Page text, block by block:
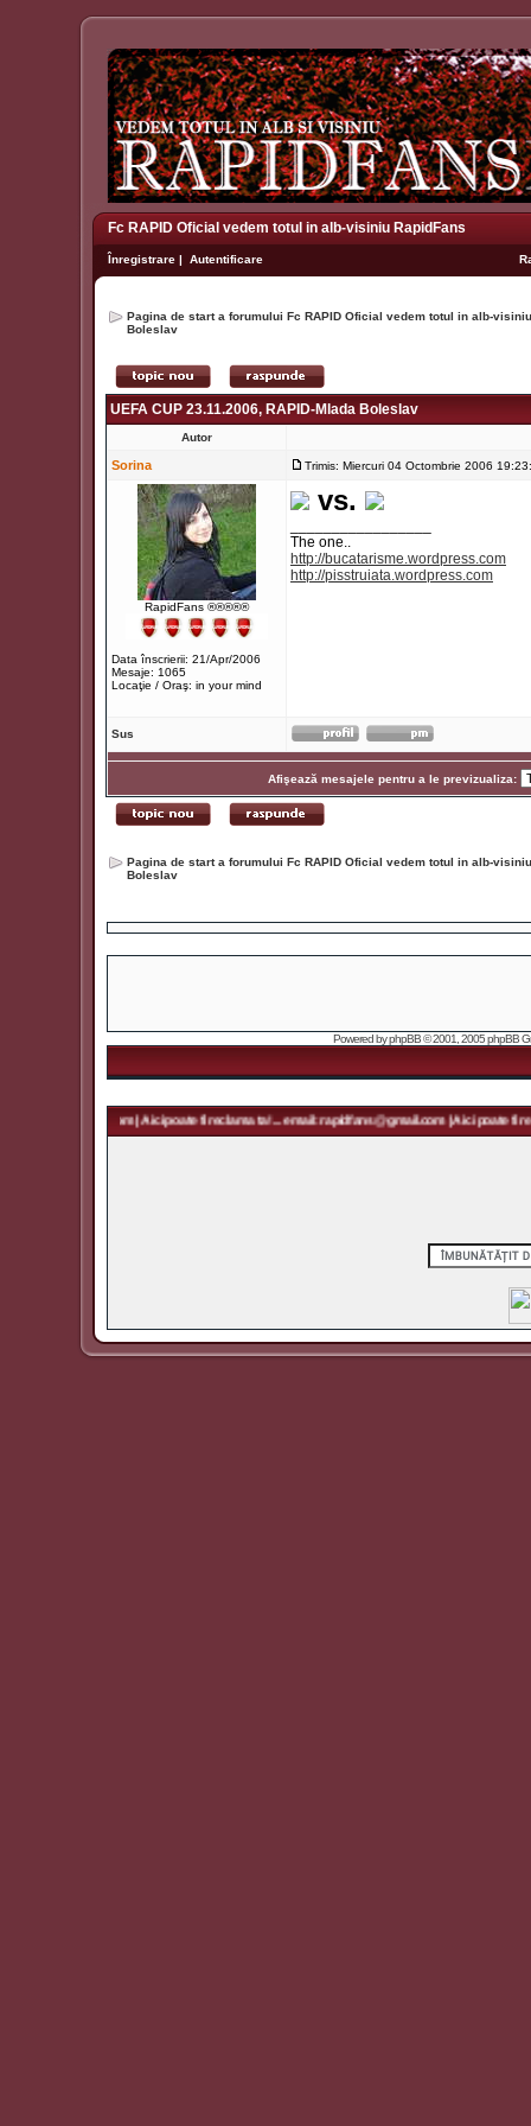
Fc RAPID Oficial vedem totul in alb-visiniu RapidFans
Înregistrare | Autentificare
Pagina de start a forumului Fc RAPID Oficial vedem totul in alb-
Boleslav
UEFA CUP 23.11.2006, RAPID-Mlada Boleslav
Autor
Sorina Trimis: Miercuri 04 Octombrie 2006
RapidFans ®®®®®
Data înscrierii: 21/Apr/2006
Mesaje: 1065
Locaţie / Oraş: in your mind
vs.
The one..
http://bucatarisme.wordpress.com
http://pisstruiata.wordpress.com
Sus
Afişează mesajele pentru a le previzualiza:
Pagina de start a forumului Fc RAPID Oficial vedem totul in alb-
Boleslav
Powered byphpBB© 2001, 2005 phpBB
| Aici poate fi reclama ta! ... email: rapidfans@gmail.com | Aici poate fi